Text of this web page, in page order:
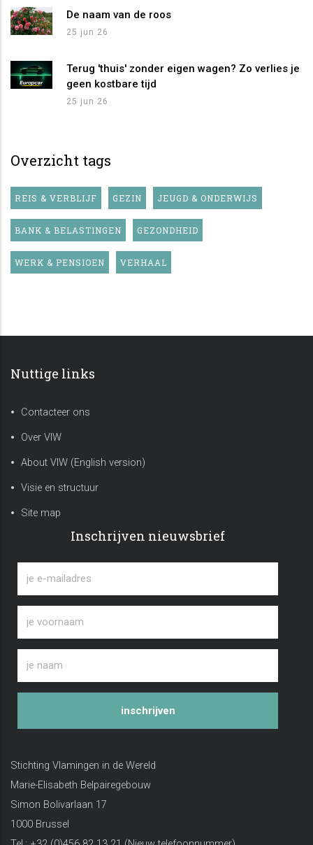
De naam van de roos
25 jun 26
Terug 'thuis' zonder eigen wagen? Zo verlies je
geen kostbare tijd
25 jun 26
Overzicht tags
REIS & VERBLIJF GEZIN JEUGD & ONDERWIJS
BANK & BELASTINGEN GEZONDHEID
WERK & PENSIOEN VERHAAL
Nuttige links
Contacteer ons
Over VIW
About VIW (English version)
Visie en structuur
Site map
Inschrijven nieuwsbrief
inschrijven
Stichting Vlamingen in de Wereld
Marie-Elisabeth Belpairegebouw
Simon Bolivarlaan 17
1000 Brussel